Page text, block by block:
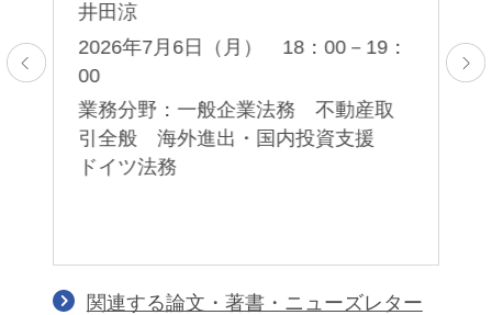
井田涼
2026年7月6日（月） 18：00－19：
00
業務分野：一般企業法務 不動産取
引全般 海外進出・国内投資支援
ドイツ法務
関連する論文・著書・ニューズレター